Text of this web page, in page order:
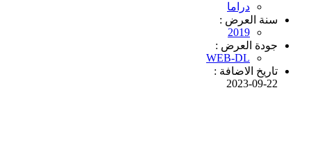
دراما
سنة العرض :
2019
جودة العرض :
WEB-DL
تاريخ الاضافة :
2023-09-22